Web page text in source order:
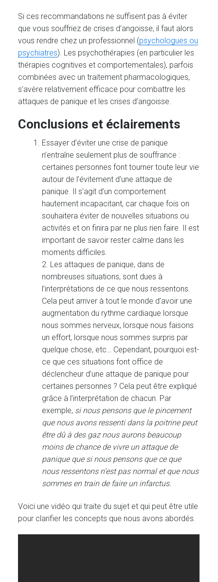
Si ces recommandations ne suffisent pas à éviter
que vous souffriez de crises d’angoisse, il faut alors
vous rendre chez un professionnel (psychologues ou
psychiatres). Les psychothérapies (en particulier les
thérapies cognitives et comportementales), parfois
combinées avec un traitement pharmacologiques,
s’avère relativement efficace pour combattre les
attaques de panique et les crises d’angoisse.
Conclusions et éclairements
Essayer d’éviter une crise de panique
n’entraîne seulement plus de souffrance :
certaines personnes font tourner toute leur vie
autour de l’évitement d’une attaque de
panique. Il s’agit d’un comportement
hautement incapacitant, car chaque fois on
souhaitera éviter de nouvelles situations ou
activités et on finira par ne plus rien faire. Il est
important de savoir rester calme dans les
moments difficiles.
2. Les attaques de panique, dans de
nombreuses situations, sont dues à
l’interprétations de ce que nous ressentons.
Cela peut arriver à tout le monde d’avoir une
augmentation du rythme cardiaque lorsque
nous sommes nerveux, lorsque nous faisons
un effort, lorsque nous sommes surpris par
quelque chose, etc… Cependant, pourquoi est-
ce que ces situations font office de
déclencheur d’une attaque de panique pour
certaines personnes ? Cela peut être expliqué
grâce à l’interprétation de chacun. Par
exemple, si nous pensons que le pincement
que nous avons ressenti dans la poitrine peut
être dû à des gaz nous aurons beaucoup
moins de chance de vivre un attaque de
panique que si nous pensons que ce que
nous ressentons n’est pas normal et que nous
sommes en train de faire un infarctus.
Voici une vidéo qui traite du sujet et qui peut être utile
pour clarifier les concepts que nous avons abordés.